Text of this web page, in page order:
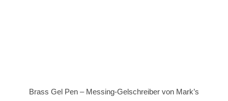
Brass Gel Pen – Messing-Gelschreiber von Mark’s